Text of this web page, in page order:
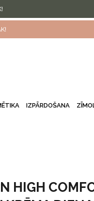
IZPĀRDOŠANA
HIGH